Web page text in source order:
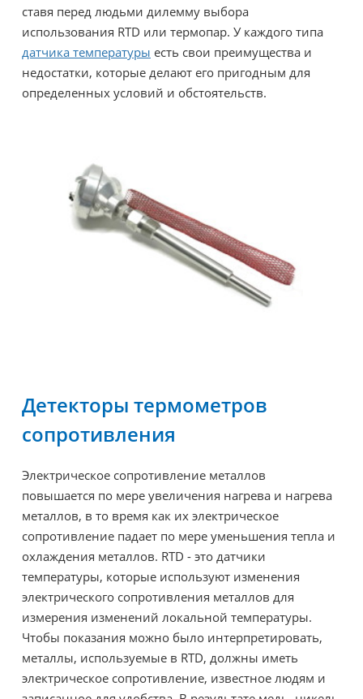
ставя перед людьми дилемму выбора
использования RTD или термопар. У каждого типа
датчика температуры есть свои преимущества и
недостатки, которые делают его пригодным для
определенных условий и обстоятельств.
Детекторы термометров
сопротивления
Электрическое сопротивление металлов
повышается по мере увеличения нагрева и нагрева
металлов, в то время как их электрическое
сопротивление падает по мере уменьшения тепла и
охлаждения металлов. RTD - это датчики
температуры, которые используют изменения
электрического сопротивления металлов для
измерения изменений локальной температуры.
Чтобы показания можно было интерпретировать,
металлы, используемые в RTD, должны иметь
электрическое сопротивление, известное людям и